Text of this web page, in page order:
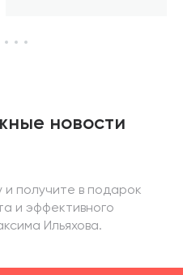
новости
и получите в подарок
и эффективного
Ильяхова.